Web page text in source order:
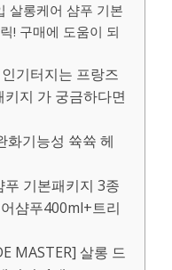
살롱케어 샴푸 기본
! 구매에 도움이 되
기터지는 프랑즈
지 가 궁금하다면
화기능성 쓕쓕 헤
기본패키지 3종
샴푸400ml+트리
MASTER] 살롱 드